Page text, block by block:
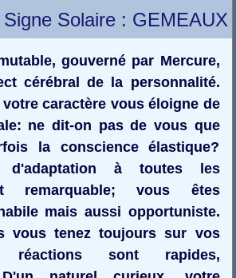
Solaire : GEMEAUX
gouverné par Mercure,
cérébral de la personnalité.
caractère vous éloigne de
ne dit-on pas de vous que
la conscience élastique?
d'adaptation à toutes les
remarquable; vous êtes
mais aussi opportuniste.
vous tenez toujours sur vos
réactions sont rapides,